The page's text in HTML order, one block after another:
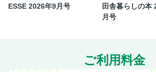
キング
ストレス・リリース・レッスン 365呼
自律神経を整え快眠もサポートする目に
ESSE 2026年9月号
田舎暮らしの本
月号
ご利用料金